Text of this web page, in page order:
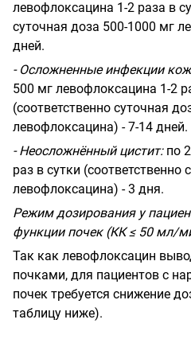
левофлоксацина 1-2 раза в
суточная доза 500-1000 мг
дней.
- Осложненные инфекции
500 мг левофлоксацина 1-2
(соответственно суточная
левофлоксацина) - 7-14 дней.
- Неосложнённый цистит:по
раз в сутки (соответственно
левофлоксацина) - 3 дня.
Режим дозирования у
функции почек (КК ≤ 50 мл/
Так как левофлоксацин
почками, для пациентов с
почек требуется снижение
таблицу ниже).